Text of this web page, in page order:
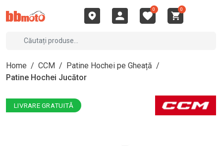
0 0
Home / CCM / Patine Hochei pe Gheață /
Patine Hochei Jucător
LIVRARE GRATUITĂ